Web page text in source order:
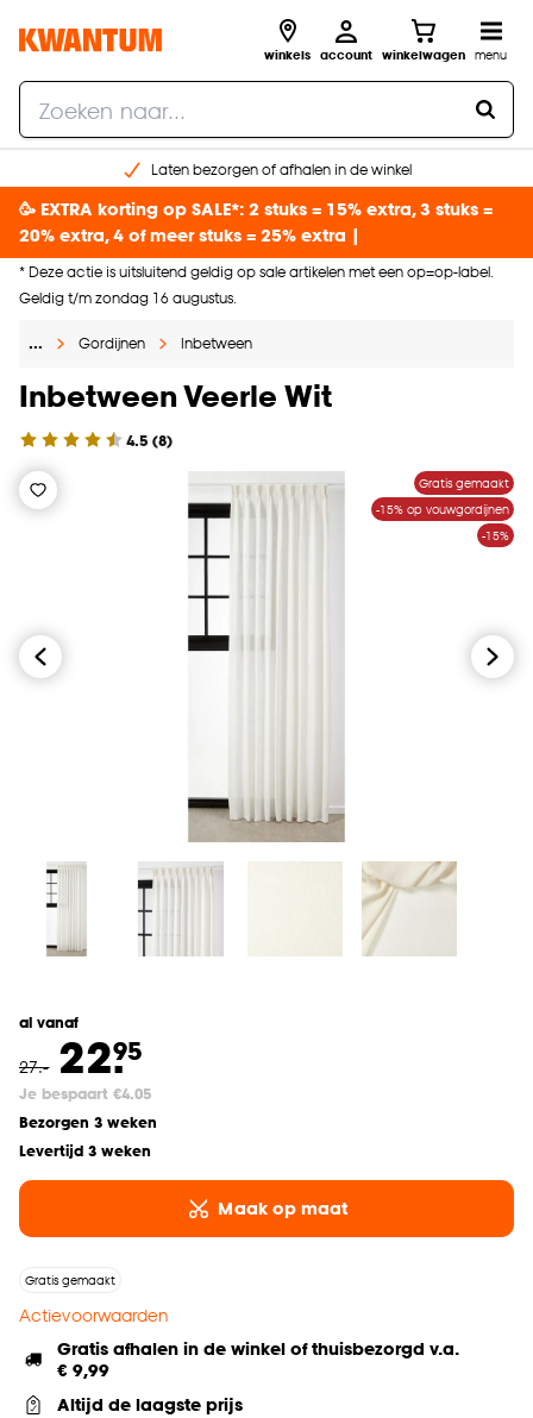
winkels account winkelwagen menu
Laten bezorgen of afhalen in de winkel
Gratis raam advies en inmeten aan huis
€ 5,- korting op je volgende bestelling
🥳 EXTRA korting op SALE*: 2 stuks = 15% extra, 3 stuks =
20% extra, 4 of meer stuks = 25% extra |
* Deze actie is uitsluitend geldig op sale artikelen met een op=op-label.
Geldig t/m zondag 16 augustus.
… Gordijnen Inbetween
Inbetween Veerle Wit
4.5 (8)
Gratis gemaakt
-15% op vouwgordijnen
-15%
al vanaf
27.- 22.95
Je bespaart €4.05
Bezorgen 3 weken
Levertijd 3 weken
Maak op maat
Gratis gemaakt
Actievoorwaarden
Gratis afhalen in de winkel of thuisbezorgd v.a.
€ 9,99
Altijd de laagste prijs